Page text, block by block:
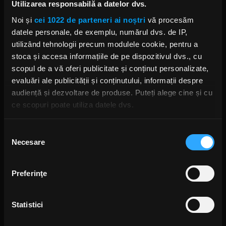
Utilizarea responsabilă a datelor dvs.
Noi și cei 1022 de parteneri ai noștri vă procesăm
datele personale, de exemplu, numărul dvs. de IP,
utilizând tehnologii precum modulele cookie, pentru a
stoca și accesa informațiile de pe dispozitivul dvs., cu
scopul de a vă oferi publicitate și conținut personalizate,
evaluări ale publicității și conținutului, informații despre
audiență și dezvoltare de produse. Puteți alege cine și cu
ce scopuri poate utiliza datele dvs.
Să colectăm informațiile cu privire la locația dvs.
Să vă identificăm dispozitivul scanândul-l în mod
activ după caracteristici specifice (amprentare)
dvs. personale și configurați-vă preferințele la
secțiunea
consimțământului
Necesare
Preferinţe
Statistici
Behemoth au lansat EP-ul „A
Forest”
LUNI, 1 IUNIE 2020
Ihsahn declară că Emperor nu va
mai lansa muzică nouă
VINERI, 28 FEBRUARIE 2020
Ihsahn (Emperor) vorbește despre
MIERCURI, 26 FEBRUARIE 2020